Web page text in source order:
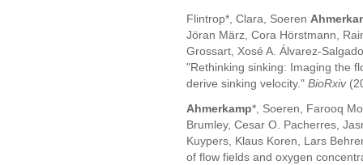
Flintrop*, Clara, Soeren
Jöran März, Cora Hörstmann,
Grossart, Xosé A. Álvarez-
"Rethinking sinking: Imaging the
derive sinking velocity." BioRxiv
Ahmerkamp*, Soeren, Farooq
Brumley, Cesar O. Pacherres,
Kuypers, Klaus Koren, Lars
of flow fields and oxygen